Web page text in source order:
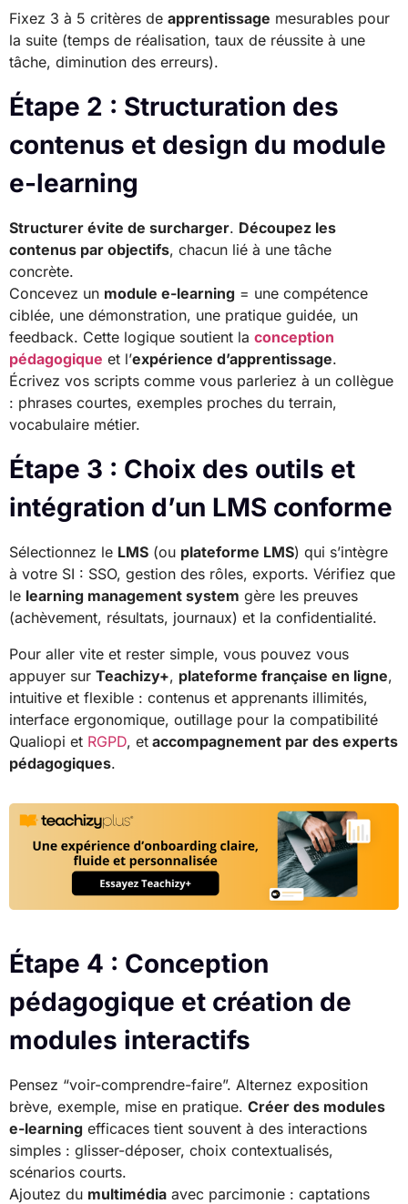
Fixez 3 à 5 critères de apprentissage mesurables pour
la suite (temps de réalisation, taux de réussite à une
tâche, diminution des erreurs).
Étape 2 : Structuration des
contenus et design du module
e-learning
Structurer évite de surcharger. Découpez les
contenus par objectifs, chacun lié à une tâche
concrète.
Concevez un module e-learning = une compétence
ciblée, une démonstration, une pratique guidée, un
feedback. Cette logique soutient la conception
pédagogique et l’expérience d’apprentissage.
Écrivez vos scripts comme vous parleriez à un collègue
: phrases courtes, exemples proches du terrain,
vocabulaire métier.
Étape 3 : Choix des outils et
intégration d’un LMS conforme
Sélectionnez le LMS (ou plateforme LMS) qui s’intègre
à votre SI : SSO, gestion des rôles, exports. Vérifiez que
le learning management system gère les preuves
(achèvement, résultats, journaux) et la confidentialité.
Pour aller vite et rester simple, vous pouvez vous
appuyer sur Teachizy+, plateforme française en ligne,
intuitive et flexible : contenus et apprenants illimités,
interface ergonomique, outillage pour la compatibilité
Qualiopi et RGPD, et accompagnement par des experts
pédagogiques.
Étape 4 : Conception
pédagogique et création de
modules interactifs
Pensez “voir-comprendre-faire”. Alternez exposition
brève, exemple, mise en pratique. Créer des modules
e-learning efficaces tient souvent à des interactions
simples : glisser-déposer, choix contextualisés,
scénarios courts.
Ajoutez du multimédia avec parcimonie : captations